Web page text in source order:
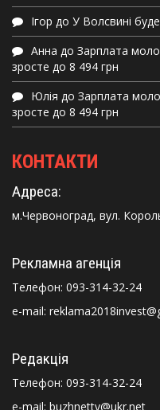
Ігор до У Волсвині
Анна до Зарплата
зросте до 8 494 грн
Юлія до Зарплата
зросте до 8 494 грн
КОНТАКТИ
Адреса:
м.Червоноград, вул.
Рекламна агенція
Телефон: 093-314-32-24
e-mail:
Редакція
Телефон: 093-314-32-24
e-mail: buzhnettv@ukr.net